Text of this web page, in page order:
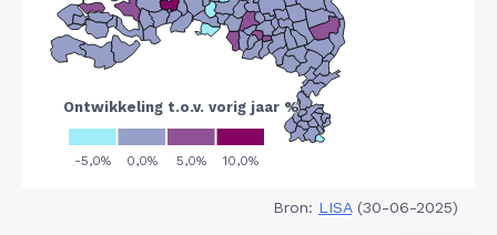
Bron: LISA(30-06-2025)